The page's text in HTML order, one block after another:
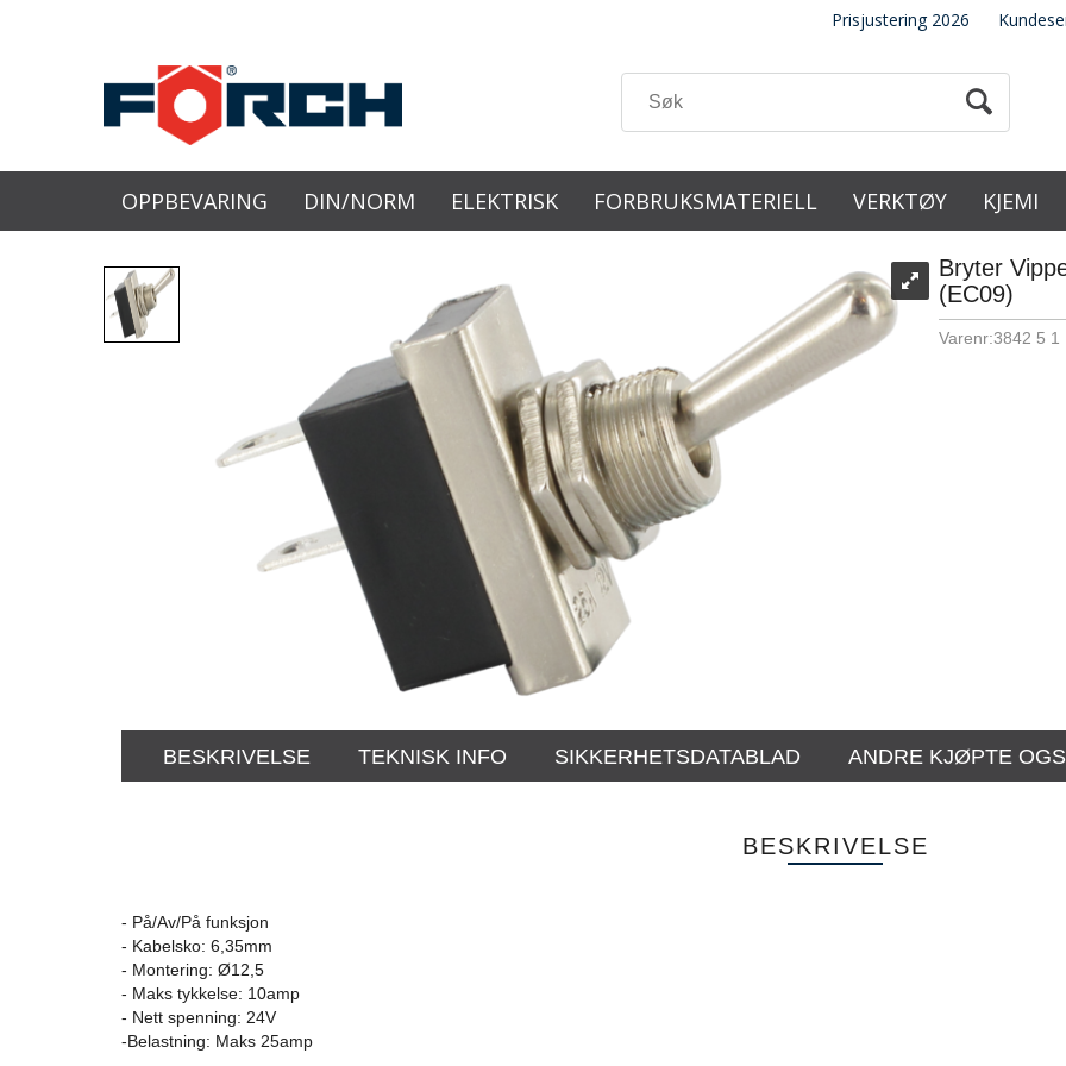
Prisjustering 2026
OPPBEVARING DIN/NORM ELEKTRISK FORBRUKSMATERIELL VERKTØY KJEMI
Bryter
(EC09)
Varenr:3842 5 1
BESKRIVELSE TEKNISK INFO SIKKERHETSDATABLAD ANDRE KJØPTE
BESKRIVELSE
- På/Av/På funksjon
- Kabelsko: 6,35mm
- Montering: Ø12,5
- Maks tykkelse: 10amp
- Nett spenning: 24V
-Belastning: Maks 25amp